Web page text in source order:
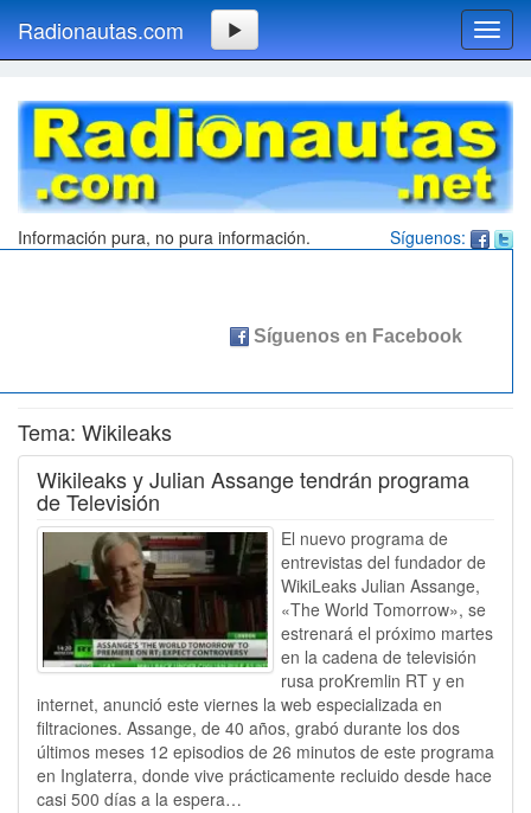
Radionautas.com
Síguenos:
Información pura, no pura información.
Tema: Wikileaks
Wikileaks y Julian Assange tendrán programa
de Televisión
El nuevo programa de
entrevistas del fundador de
WikiLeaks Julian Assange,
«The World Tomorrow», se
estrenará el próximo martes
en la cadena de televisión
rusa proKremlin RT y en
internet, anunció este viernes la web especializada en
filtraciones. Assange, de 40 años, grabó durante los dos
últimos meses 12 episodios de 26 minutos de este programa
en Inglaterra, donde vive prácticamente recluido desde hace
casi 500 días a la espera…